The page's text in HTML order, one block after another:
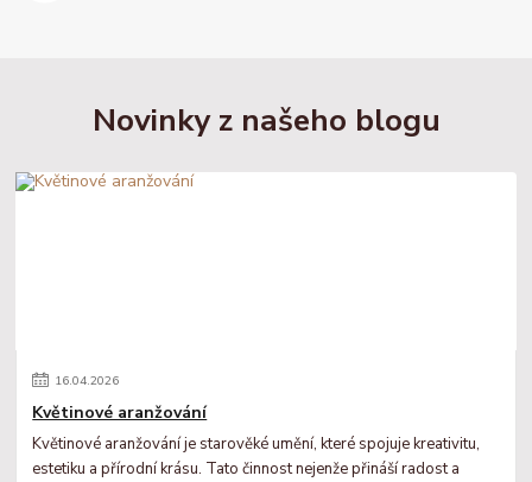
Novinky z našeho blogu
16.04.2026
Květinové aranžování
Květinové aranžování je starověké umění, které spojuje kreativitu,
estetiku a přírodní krásu. Tato činnost nejenže přináší radost a